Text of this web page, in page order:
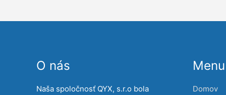
O nás
Naša spoločnosť QYX, s.r.o bola
Domov